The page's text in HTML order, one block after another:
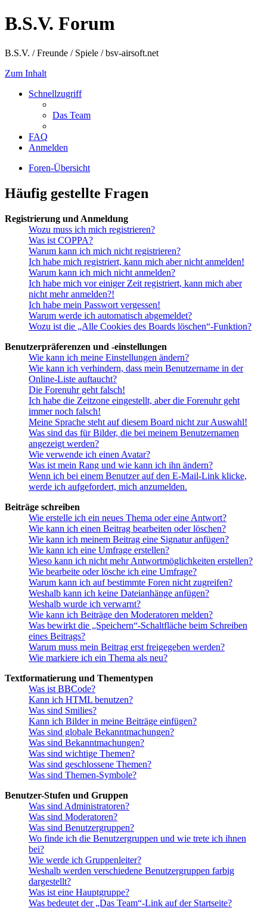
B.S.V. Forum
B.S.V. / Freunde / Spiele / bsv-airsoft.net
Zum Inhalt
Schnellzugriff
Das Team
FAQ
Anmelden
Foren-Übersicht
Häufig gestellte Fragen
Registrierung und Anmeldung
Wozu muss ich mich registrieren?
Was ist COPPA?
Warum kann ich mich nicht registrieren?
Ich habe mich registriert, kann mich aber nicht anmelden!
Warum kann ich mich nicht anmelden?
Ich habe mich vor einiger Zeit registriert, kann mich aber
nicht mehr anmelden?!
Ich habe mein Passwort vergessen!
Warum werde ich automatisch abgemeldet?
Wozu ist die „Alle Cookies des Boards löschen“-Funktion?
Benutzerpräferenzen und -einstellungen
Wie kann ich meine Einstellungen ändern?
Wie kann ich verhindern, dass mein Benutzername in der
Online-Liste auftaucht?
Die Forenuhr geht falsch!
Ich habe die Zeitzone eingestellt, aber die Forenuhr geht
immer noch falsch!
Meine Sprache steht auf diesem Board nicht zur Auswahl!
Was sind das für Bilder, die bei meinem Benutzernamen
angezeigt werden?
Wie verwende ich einen Avatar?
Was ist mein Rang und wie kann ich ihn ändern?
Wenn ich bei einem Benutzer auf den E-Mail-Link klicke,
werde ich aufgefordert, mich anzumelden.
Beiträge schreiben
Wie erstelle ich ein neues Thema oder eine Antwort?
Wie kann ich einen Beitrag bearbeiten oder löschen?
Wie kann ich meinem Beitrag eine Signatur anfügen?
Wie kann ich eine Umfrage erstellen?
Wieso kann ich nicht mehr Antwortmöglichkeiten erstellen?
Wie bearbeite oder lösche ich eine Umfrage?
Warum kann ich auf bestimmte Foren nicht zugreifen?
Weshalb kann ich keine Dateianhänge anfügen?
Weshalb wurde ich verwarnt?
Wie kann ich Beiträge den Moderatoren melden?
Was bewirkt die „Speichern“-Schaltfläche beim Schreiben
eines Beitrags?
Warum muss mein Beitrag erst freigegeben werden?
Wie markiere ich ein Thema als neu?
Textformatierung und Thementypen
Was ist BBCode?
Kann ich HTML benutzen?
Was sind Smilies?
Kann ich Bilder in meine Beiträge einfügen?
Was sind globale Bekanntmachungen?
Was sind Bekanntmachungen?
Was sind wichtige Themen?
Was sind geschlossene Themen?
Was sind Themen-Symbole?
Benutzer-Stufen und Gruppen
Was sind Administratoren?
Was sind Moderatoren?
Was sind Benutzergruppen?
Wo finde ich die Benutzergruppen und wie trete ich ihnen
bei?
Wie werde ich Gruppenleiter?
Weshalb werden verschiedene Benutzergruppen farbig
dargestellt?
Was ist eine Hauptgruppe?
Was bedeutet der „Das Team“-Link auf der Startseite?